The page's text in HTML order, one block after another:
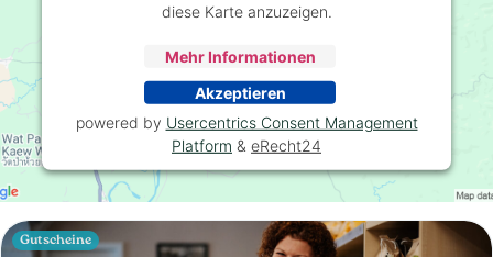
Gutscheine
diese Karte anzuzeigen.
Mehr Informationen
Akzeptieren
powered by Usercentrics Consent Management
Platform & eRecht24